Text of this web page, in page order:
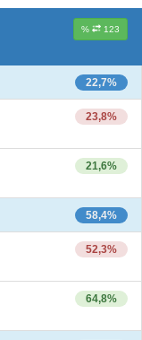
% 123
22,7%
23,8%
21,6%
58,4%
52,3%
64,8%